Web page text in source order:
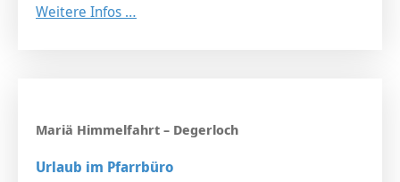
Weitere Infos …
Urlaub im Pfarrbüro